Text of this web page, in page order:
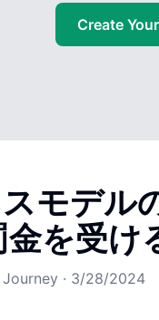
Create
モデル
を受け
· 3/28/2024